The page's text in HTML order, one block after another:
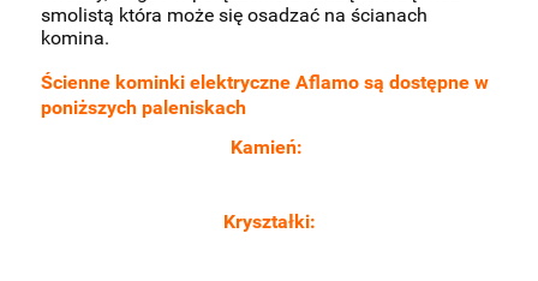
smolistą która może się osadzać na ścianach
komina.
Ścienne kominki elektryczne Aflamo są dostępne w
poniższych paleniskach
Kamień:
Kryształki: